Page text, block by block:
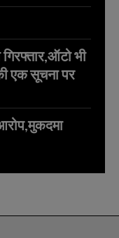
भी
एक सूचना पर